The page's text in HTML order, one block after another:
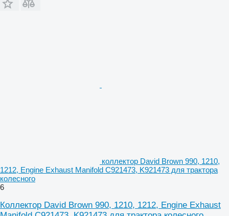
коллектор David Brown 990, 1210,
1212, Engine Exhaust Manifold C921473, K921473 для трактора
колесного
6
Коллектор David Brown 990, 1210, 1212, Engine Exhaust